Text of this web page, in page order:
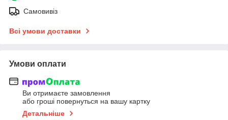
Самовивіз
Всі умови доставки
Умови оплати
Ви отримаєте замовлення
або гроші повернуться на вашу картку
Детальніше